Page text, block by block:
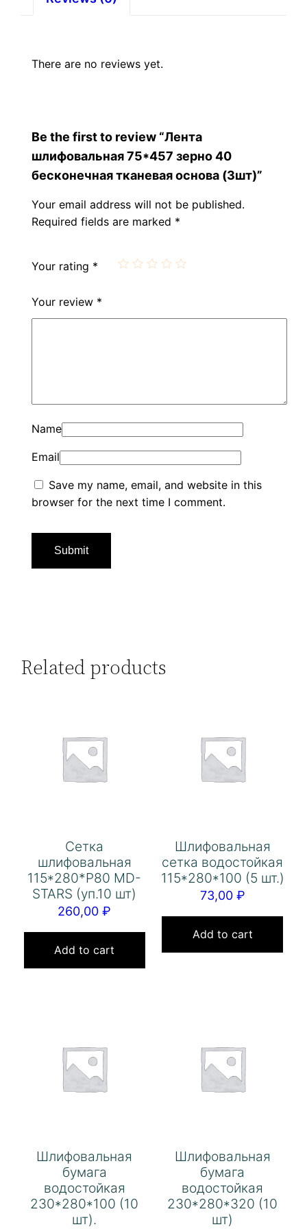
There are no reviews yet.
Be the first to review “Лента
шлифовальная 75*457 зерно 40
бесконечная тканевая основа (3шт)”
Your email address will not be published.
Required fields are marked *
Your rating *
Your review *
Name
Email
Save my name, email, and website in this
browser for the next time I comment.
Related products
Сетка
шлифовальная
115*280*Р80 MD-
STARS (уп.10 шт)
260,00₽
Add to cart
Шлифовальная
сетка водостойкая
115*280*100 (5 шт.)
73,00 ₽
Add to cart
Шлифовальная
бумага
водостойкая
230*280*100 (10
шт).
Шлифовальная
бумага
водостойкая
230*280*320 (10
шт)